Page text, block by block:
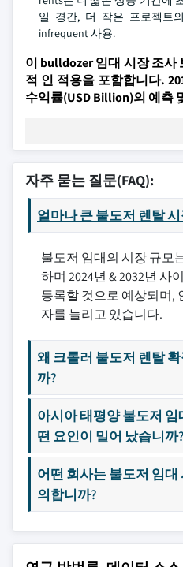
일 경간, 더 작은 프로젝트
infrequent 사용.
이 bulldozer 임대 시장 조사
적 인 적용을 포함합니다.
수익률(USD Billion)의 예측
자주 묻는 질문(FAQ):
얼마나 큰 불도저 렌탈
불도저 임대의 시장 규모
하며 2024년 & 2032년 사
등록할 것으로 예상되며,
자를 늘리고 있습니다.
왜 크롤러 불도저 렌탈
까?
아시아 태평양 불도저
떤 요인이 밀어 났습니까?
어떤 회사는 불도저 임
의합니까?